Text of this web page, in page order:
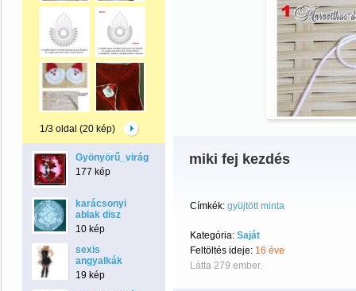
1/3 oldal (20 kép)
Gyönyörű_virágok
177 kép
karácsonyi
ablak disz
10 kép
sexis
angyalkák
19 kép
miki fej kezdés
Címkék: gyüjtött minta
Kategória: Saját
Feltöltés ideje: 16 éve
Látta 279 ember.